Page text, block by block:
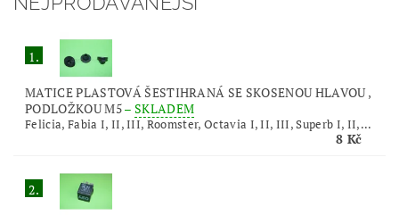
1.
MATICE PLASTOVÁ ŠESTIHRANÁ SE SKOSENOU HLAVOU ,
PODLOŽKOU M5– SKLADEM
Felicia, Fabia I, II, III, Roomster, Octavia I, II, III, Superb I, II,...
8 Kč
2.